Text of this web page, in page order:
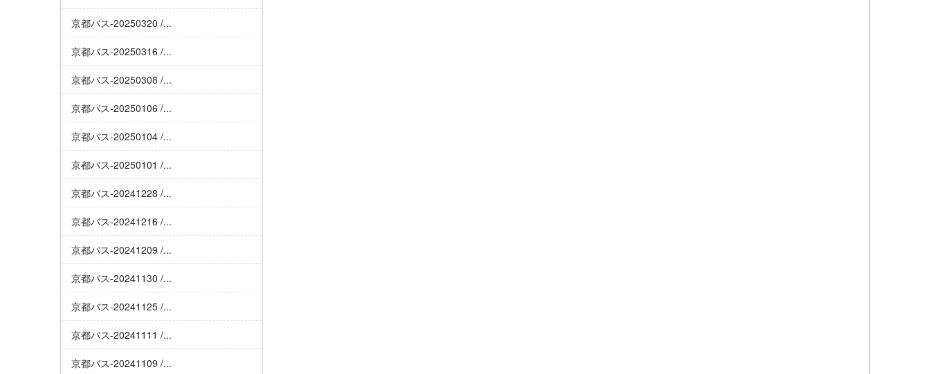
京都バス-20250320 /...
京都バス-20250316 /...
京都バス-20250308 /...
京都バス-20250106 /...
京都バス-20250104 /...
京都バス-20250101 /...
京都バス-20241228 /...
京都バス-20241216 /...
京都バス-20241209 /...
京都バス-20241130 /...
京都バス-20241125 /...
京都バス-20241111 /...
京都バス-20241109 /...